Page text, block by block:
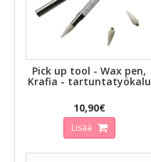
Pick up tool - Wax pen,
Krafia - tartuntatyökalu
10,90€
Lisää